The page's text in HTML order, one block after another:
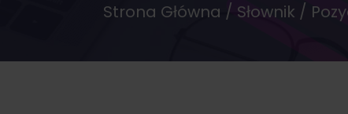
Strona Główna / Słownik /